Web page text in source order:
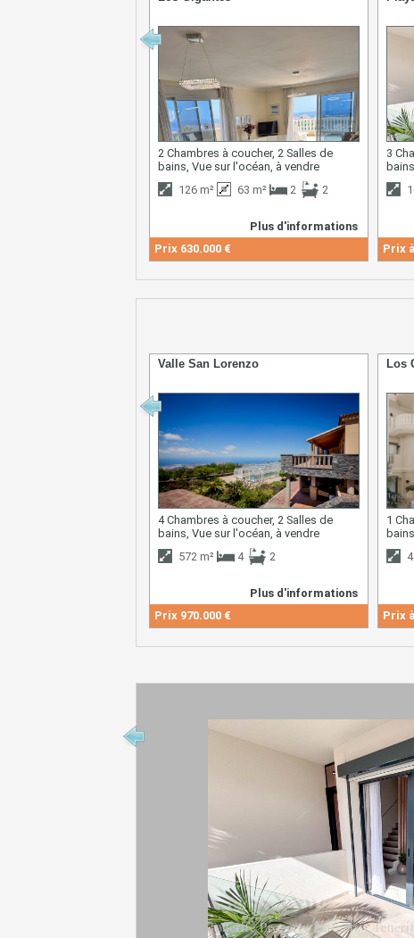
2 Chambres à coucher, 2 Salles de
bains, Vue sur l'océan, à vendre
126 m²
63 m² 2 2
Plus d'informations
Prix 630.000 €
3
Prix
Valle San Lorenzo
4 Chambres à coucher, 2 Salles de
bains, Vue sur l'océan, à vendre
572 m²
4 2
Plus d'informations
Prix 970.000 €
Los
1
Prix